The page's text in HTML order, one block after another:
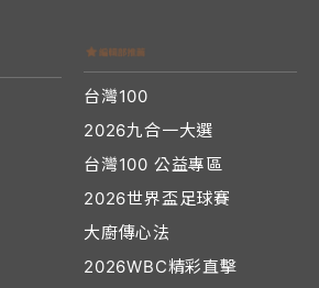
台灣100
2026九合一大選
台灣100 公益專區
2026世界盃足球賽
大廚傳心法
2026WBC精彩直擊